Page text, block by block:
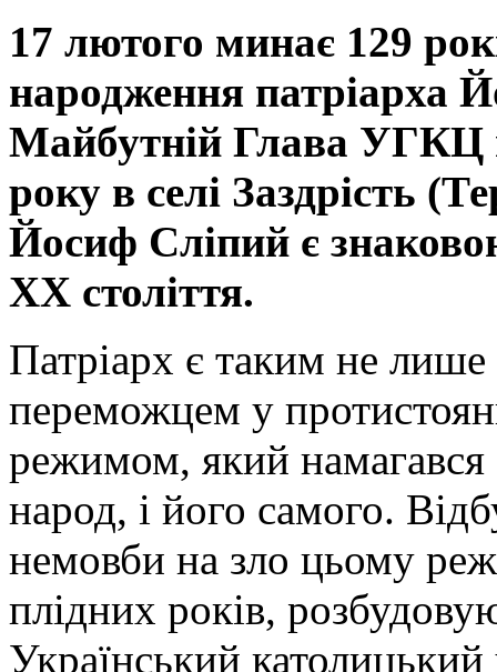
17 лютого минає 129
народження патріарха
Майбутній Глава УГКЦ
року в селі Заздрість
Йосиф Сліпий є
XX століття.
Патріарх є таким не
переможцем у
режимом, який
народ, і його самого.
немовби на зло цьому
плідних років,
Український